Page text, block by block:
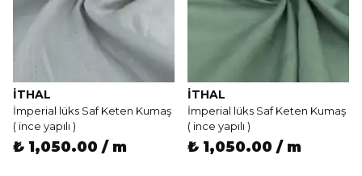
İTHAL
İmperial lüks Saf Keten Kumaş
( ince yapılı )
₺ 1,050.00 / m
İTHAL
İmperial lüks Saf Keten Kumaş
( ince yapılı )
₺ 1,050.00 / m